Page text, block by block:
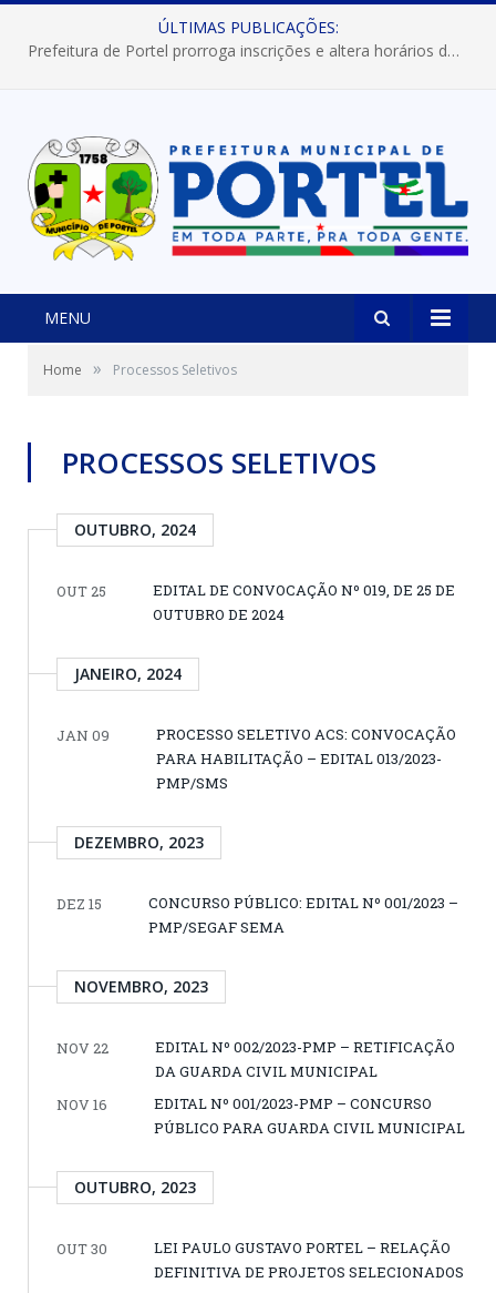
ÚLTIMAS PUBLICAÇÕES:
Prefeitura de Portel prorroga inscrições e altera horários dos concursos “Musa” e “Miss Mix Verão 2026”
MENU
Home » Processos Seletivos
PROCESSOS SELETIVOS
OUTUBRO, 2024
OUT 25
EDITAL DE CONVOCAÇÃO Nº 019, DE 25 DE
OUTUBRO DE 2024
JANEIRO, 2024
JAN 09
PROCESSO SELETIVO ACS: CONVOCAÇÃO
PARA HABILITAÇÃO – EDITAL 013/2023-
PMP/SMS
DEZEMBRO, 2023
DEZ 15
CONCURSO PÚBLICO: EDITAL Nº 001/2023 –
PMP/SEGAF SEMA
NOVEMBRO, 2023
NOV 22
EDITAL Nº 002/2023-PMP – RETIFICAÇÃO
DA GUARDA CIVIL MUNICIPAL
NOV 16
EDITAL Nº 001/2023-PMP – CONCURSO
PÚBLICO PARA GUARDA CIVIL MUNICIPAL
OUTUBRO, 2023
OUT 30
LEI PAULO GUSTAVO PORTEL – RELAÇÃO
DEFINITIVA DE PROJETOS SELECIONADOS